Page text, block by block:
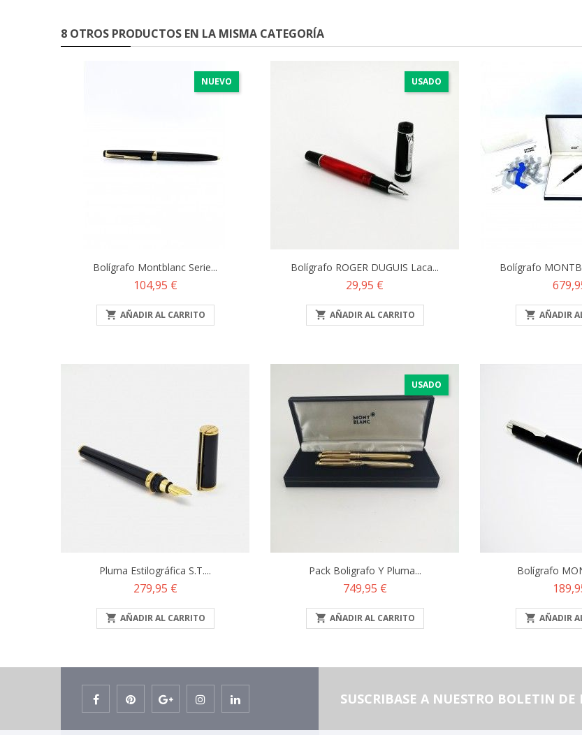
8 OTROS PRODUCTOS EN LA MISMA CATEGORÍA
NUEVO
Bolígrafo Montblanc Serie...
Precio
104,95 €
 AÑADIR AL CARRITO
USADO
Bolígrafo ROGER DUGUIS Laca...
Precio
29,95 €
 AÑADIR AL CARRITO
Bolígrafo
 AÑADIR
Pluma Estilográfica S.T....
Precio
279,95 €
 AÑADIR AL CARRITO
USADO
Pack Boligrafo Y Pluma...
Precio
749,95 €
 AÑADIR AL CARRITO
Bolígrafo
 AÑADIR
SUSCRIBASE A NUESTRO BOLETIN DE